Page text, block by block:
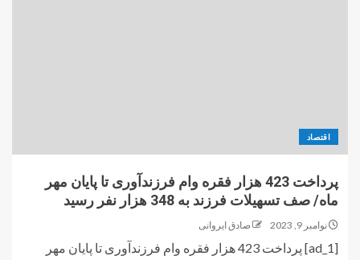
اقتصاد
پرداخت 423 هزار فقره وام فرزندآوری تا پایان مهر
ماه/ صف تسهیلات فرزند به 348 هزار نفر رسید
نوامبر 9, 2023 صادق ایروانی
[ad_1] پرداخت 423 هزار فقره وام فرزندآوری تا پایان مهر